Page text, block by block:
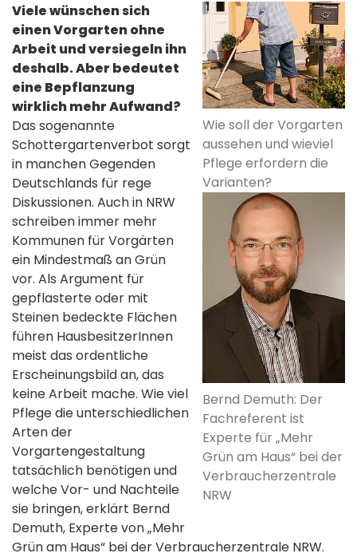
Wie soll der Vorgarten
aussehen und wieviel
Pflege erfordern die
Varianten?
Bernd Demuth: Der
Fachreferent ist
Experte für „Mehr
Grün am Haus“ bei der
Verbraucherzentrale
NRW
Viele wünschen sich
einen Vorgarten ohne
Arbeit und versiegeln ihn
deshalb. Aber bedeutet
eine Bepflanzung
wirklich mehr Aufwand?
Das sogenannte
Schottergartenverbot sorgt
in manchen Gegenden
Deutschlands für rege
Diskussionen. Auch in NRW
schreiben immer mehr
Kommunen für Vorgärten
ein Mindestmaß an Grün
vor. Als Argument für
gepflasterte oder mit
Steinen bedeckte Flächen
führen HausbesitzerInnen
meist das ordentliche
Erscheinungsbild an, das
keine Arbeit mache. Wie viel
Pflege die unterschiedlichen
Arten der
Vorgartengestaltung
tatsächlich benötigen und
welche Vor- und Nachteile
sie bringen, erklärt Bernd
Demuth, Experte von „Mehr
Grün am Haus“ bei der Verbraucherzentrale NRW.